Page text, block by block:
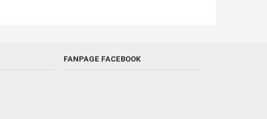
FANPAGE FACEBOOK